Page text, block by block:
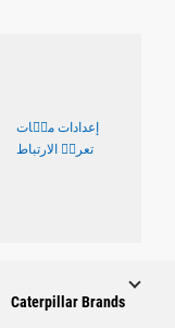
إعدادات ملٝات
تعريٝ الارتباط
Caterpillar Brands